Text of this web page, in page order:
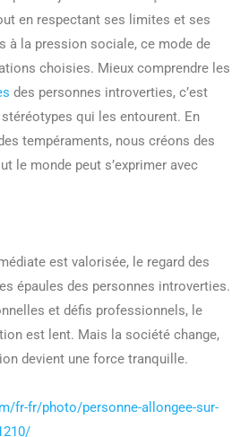
en respectant ses limites et ses
à la pression sociale, ce mode de
choisies. Mieux comprendre les
des personnes introverties, c’est
qui les entourent. En
tempéraments, nous créons des
le monde peut s’exprimer avec
est valorisée, le regard des
épaules des personnes introverties.
et défis professionnels, le
est lent. Mais la société change,
devient une force tranquille.
fr-fr/photo/personne-allongee-sur-